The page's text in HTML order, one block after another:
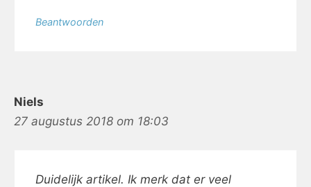
Beantwoorden
Niels
27 augustus 2018 om 18:03
Duidelijk artikel. Ik merk dat er veel